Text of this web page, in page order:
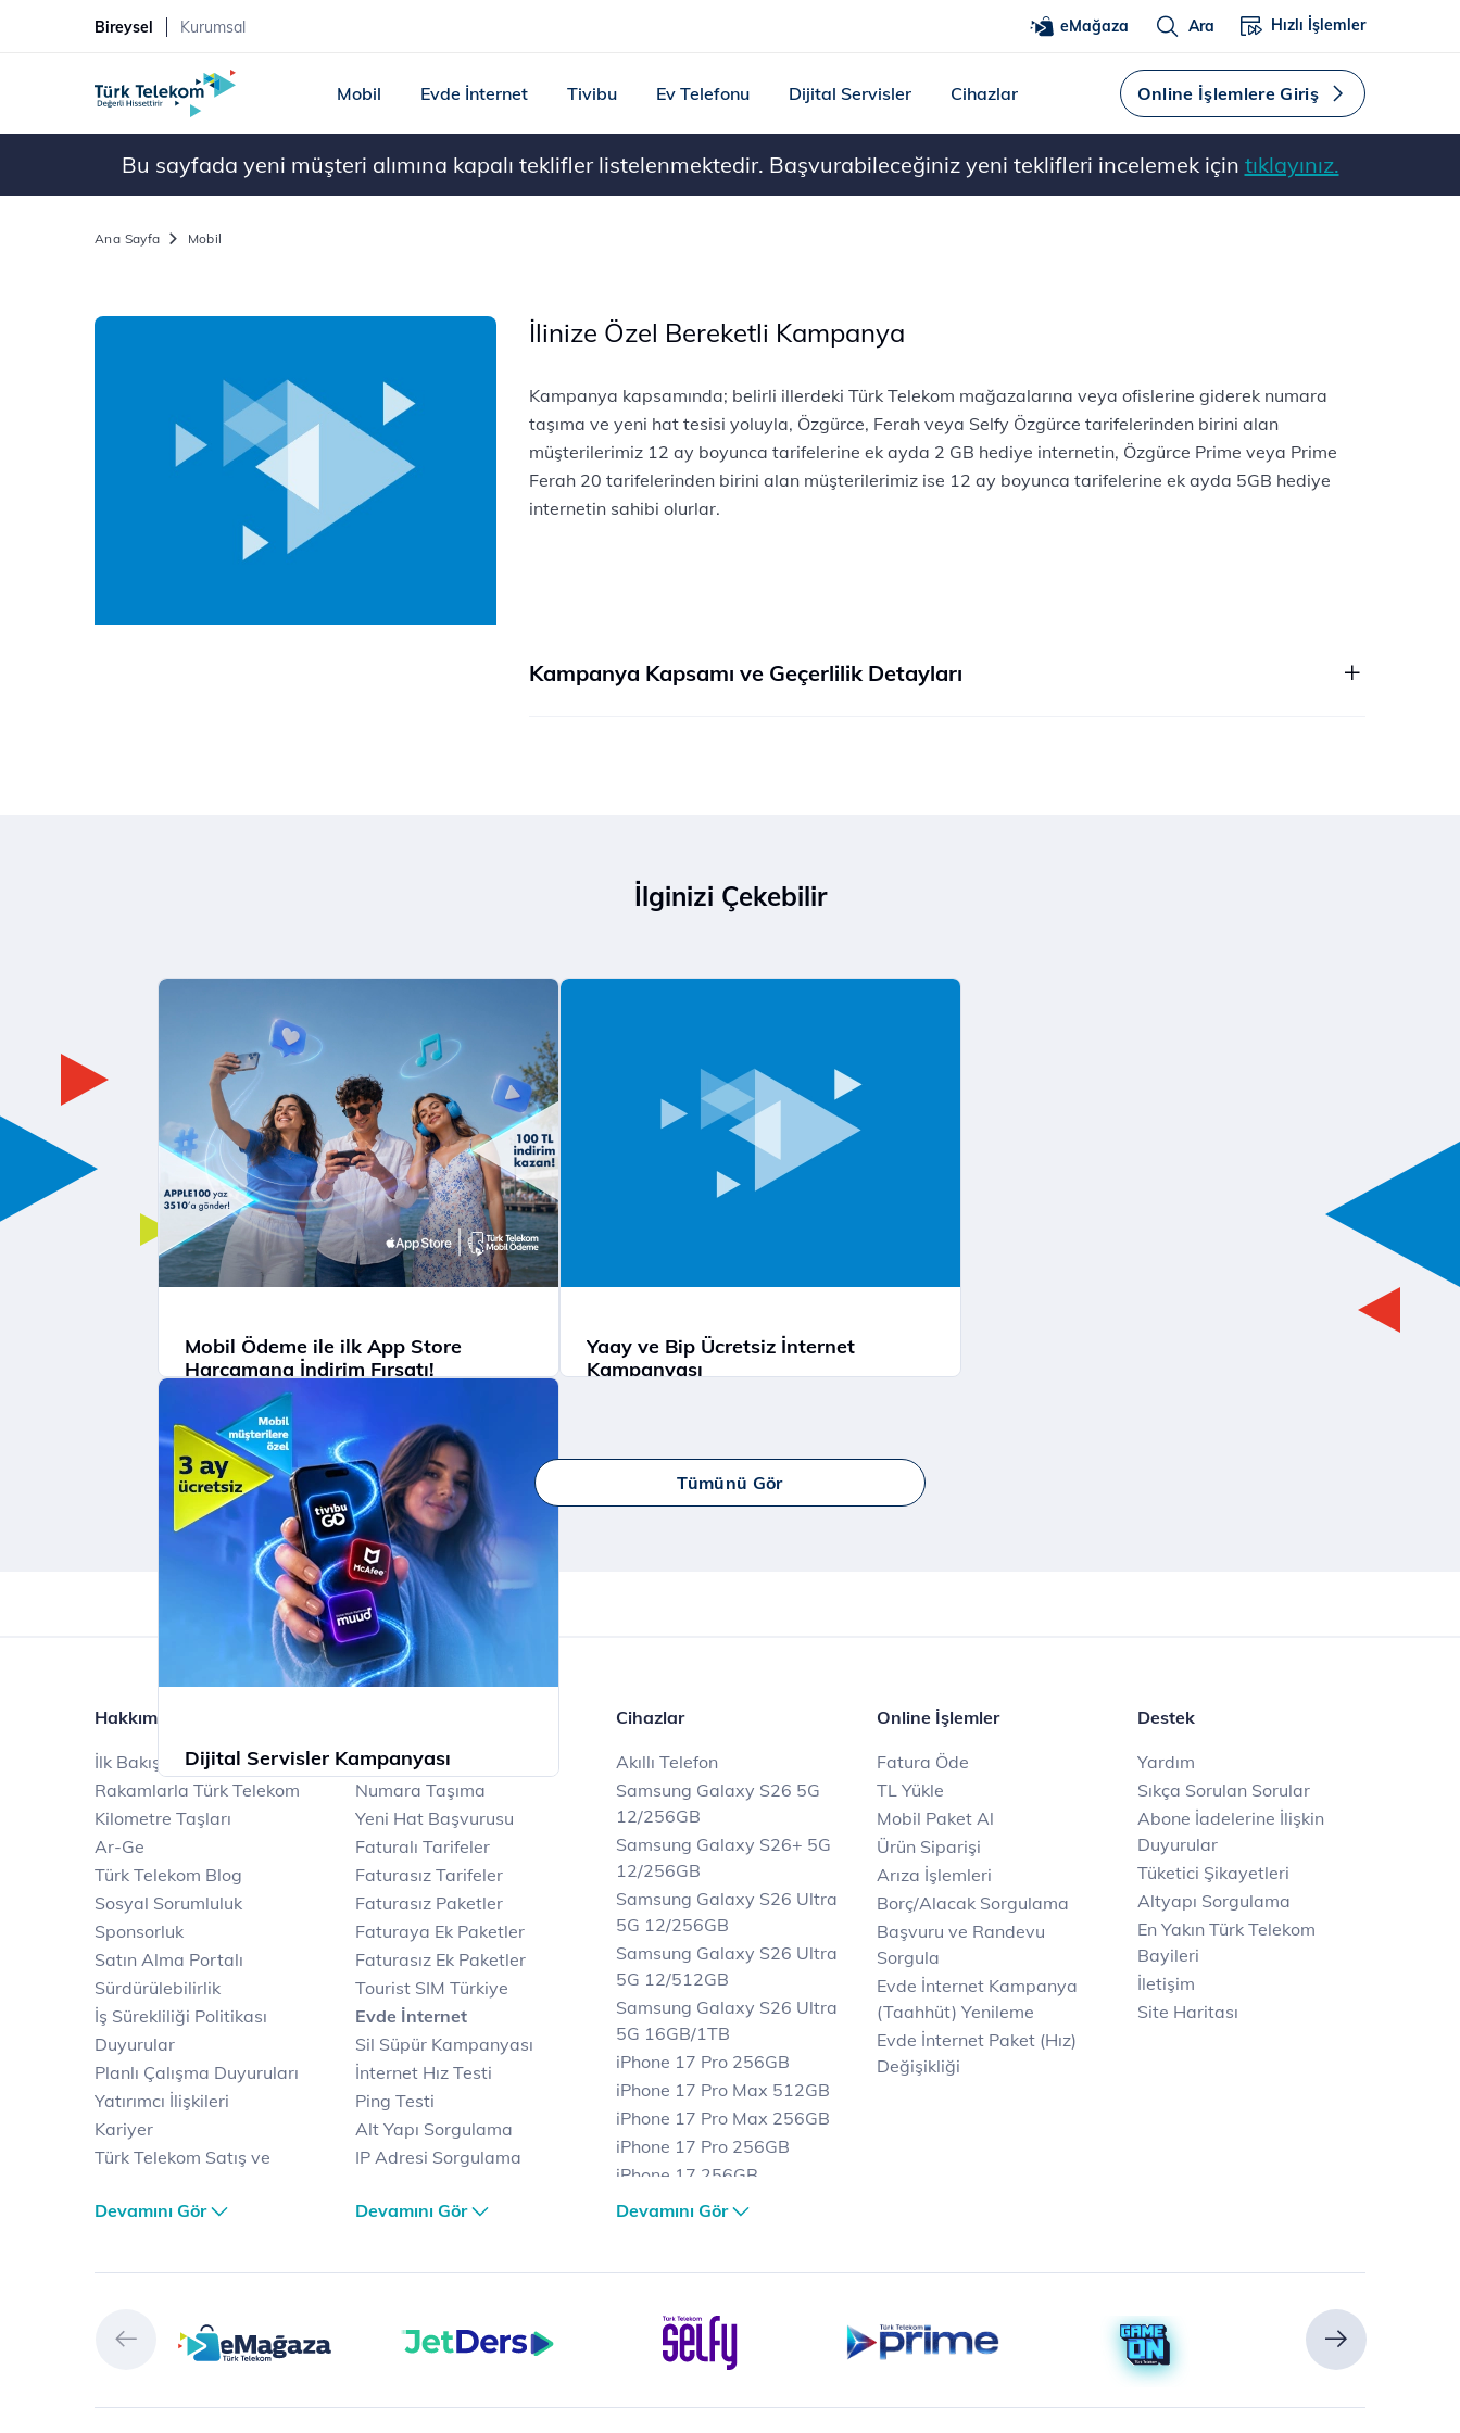
Bireysel Kurumsal eMağaza Ara Hızlı İşlemler
Mobil Evde İnternet Tivibu Ev Telefonu Dijital Servisler Cihazlar Online İşlemlere Giriş
Bu sayfada yeni müşteri alımına kapalı teklifler listelenmektedir. Başvurabileceğiniz yeni teklifleri incelemek için tıklayınız.
Ana Sayfa Mobil
İlinize Özel Bereketli Kampanya
Kampanya kapsamında; belirli illerdeki Türk Telekom mağazalarına veya ofislerine giderek numara
taşıma ve yeni hat tesisi yoluyla, Özgürce, Ferah veya Selfy Özgürce tarifelerinden birini alan
müşterilerimiz 12 ay boyunca tarifelerine ek ayda 2 GB hediye internetin, Özgürce Prime veya Prime
Ferah 20 tarifelerinden birini alan müşterilerimiz ise 12 ay boyunca tarifelerine ek ayda 5GB hediye
internetin sahibi olurlar.
Kampanya Kapsamı ve Geçerlilik Detayları
İlginizi Çekebilir
Mobil Ödeme ile ilk App Store
Harcamana İndirim Fırsatı!
Mobil Ödeme ile App Store'da ilk
harcamana indirim kazan.
İncele
Yaay ve Bip Ücretsiz İnternet
Kampanyası
Dijital Servisler Kampanyası
Muud Premium, Tivibu GO ve McAfee ile
dijital dünyanın tadını çıkarın!
İncele
Tümünü Gör
Hakkımızda
İlk Bakışta Türk Telekom
Rakamlarla Türk Telekom
Kilometre Taşları
Ar-Ge
Türk Telekom Blog
Sosyal Sorumluluk
Sponsorluk
Satın Alma Portalı
Sürdürülebilirlik
İş Sürekliliği Politikası
Duyurular
Planlı Çalışma Duyuruları
Yatırımcı İlişkileri
Kariyer
Türk Telekom Satış ve
Türk Telekom Finansal
Türk Telekom Afet Tedbirleri
Prime
Tivibu
Devamını Gör
Mobil
Numara Taşıma
Yeni Hat Başvurusu
Faturalı Tarifeler
Faturasız Tarifeler
Faturasız Paketler
Faturaya Ek Paketler
Faturasız Ek Paketler
Tourist SIM Türkiye
Evde İnternet
Sil Süpür Kampanyası
İnternet Hız Testi
Ping Testi
Alt Yapı Sorgulama
IP Adresi Sorgulama
Avantajlı İnternet
Fiber İnternet
İnternet Kampanyaları
Ev Telefonu
Muud
Devamını Gör
Cihazlar
Akıllı Telefon
Samsung Galaxy S26 5G
12/256GB
Samsung Galaxy S26+ 5G
12/256GB
Samsung Galaxy S26 Ultra
5G 12/256GB
Samsung Galaxy S26 Ultra
5G 12/512GB
Samsung Galaxy S26 Ultra
5G 16GB/1TB
iPhone 17 Pro 256GB
iPhone 17 Pro Max 512GB
iPhone 17 Pro Max 256GB
iPhone 17 Pro 256GB
iPhone 17 256GB
iPhone 17 Air 256GB
Casper Nirvana C370
Notebook
Devamını Gör
Online İşlemler
Fatura Öde
TL Yükle
Mobil Paket Al
Ürün Siparişi
Arıza İşlemleri
Borç/Alacak Sorgulama
Başvuru ve Randevu
Sorgula
Evde İnternet Kampanya
(Taahhüt) Yenileme
Evde İnternet Paket (Hız)
Değişikliği
Destek
Yardım
Sıkça Sorulan Sorular
Abone İadelerine İlişkin
Duyurular
Tüketici Şikayetleri
Altyapı Sorgulama
En Yakın Türk Telekom
Bayileri
İletişim
Site Haritası